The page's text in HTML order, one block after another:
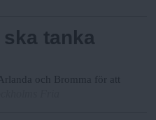
tanka
och Bromma för att